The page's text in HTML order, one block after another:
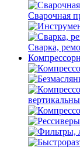
Сварочная
Сварка,